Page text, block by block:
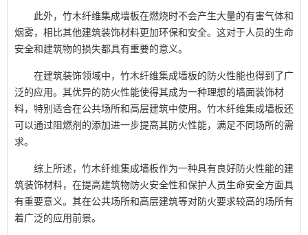
此外，竹木纤维集成墙板在燃烧时不会产生大量的有害气体和
烟雾，相比其他建筑装饰材料更加环保和安全。这对于人员的生命
安全和建筑物的损失都具有重要的意义。
在建筑装饰领域中，竹木纤维集成墙板的防火性能也得到了广
泛的应用。其优异的防火性能使得其成为一种理想的墙面装饰材
料，特别适合在公共场所和高层建筑中使用。竹木纤维集成墙板还
可以通过阻燃剂的添加进一步提高其防火性能，满足不同场所的需
求。
综上所述，竹木纤维集成墙板作为一种具有良好防火性能的建
筑装饰材料，在提高建筑物防火安全性和保护人员生命安全方面具
有重要意义。其在公共场所和高层建筑等对防火要求较高的场所有
着广泛的应用前景。